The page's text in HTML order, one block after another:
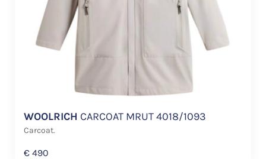
WOOLRICH CARCOAT MRUT 4018/1093
Carcoat.
€ 490